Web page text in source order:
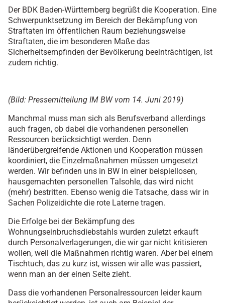
Der BDK Baden-Württemberg begrüßt die Kooperation. Eine
Schwerpunktsetzung im Bereich der Bekämpfung von
Straftaten im öffentlichen Raum beziehungsweise
Straftaten, die im besonderen Maße das
Sicherheitsempfinden der Bevölkerung beeinträchtigen, ist
zudem richtig.
(Bild: Pressemitteilung IM BW vom 14. Juni 2019)
Manchmal muss man sich als Berufsverband allerdings
auch fragen, ob dabei die vorhandenen personellen
Ressourcen berücksichtigt werden. Denn
länderübergreifende Aktionen und Kooperation müssen
koordiniert, die Einzelmaßnahmen müssen umgesetzt
werden. Wir befinden uns in BW in einer beispiellosen,
hausgemachten personellen Talsohle, das wird nicht
(mehr) bestritten. Ebenso wenig die Tatsache, dass wir in
Sachen Polizeidichte die rote Laterne tragen.
Die Erfolge bei der Bekämpfung des
Wohnungseinbruchsdiebstahls wurden zuletzt erkauft
durch Personalverlagerungen, die wir gar nicht kritisieren
wollen, weil die Maßnahmen richtig waren. Aber bei einem
Tischtuch, das zu kurz ist, wissen wir alle was passiert,
wenn man an der einen Seite zieht.
Dass die vorhandenen Personalressourcen leider kaum